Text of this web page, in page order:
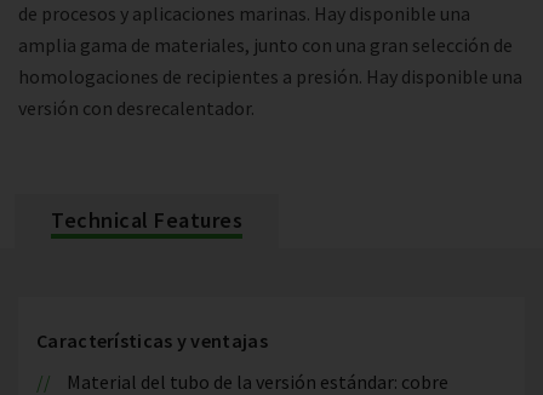
de procesos y aplicaciones marinas. Hay disponible una
amplia gama de materiales, junto con una gran selección de
homologaciones de recipientes a presión. Hay disponible una
versión con desrecalentador.
Technical Features
Características y ventajas
Material del tubo de la versión estándar: cobre